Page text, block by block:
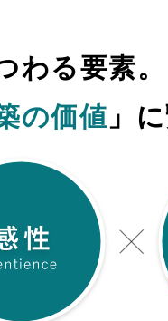
わる要素。
の価値 」